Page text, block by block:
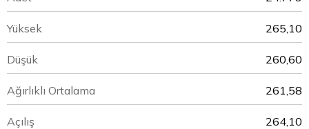
Yüksek 265,10
Düşük 260,60
Ağırlıklı Ortalama 261,58
Açılış 264,10